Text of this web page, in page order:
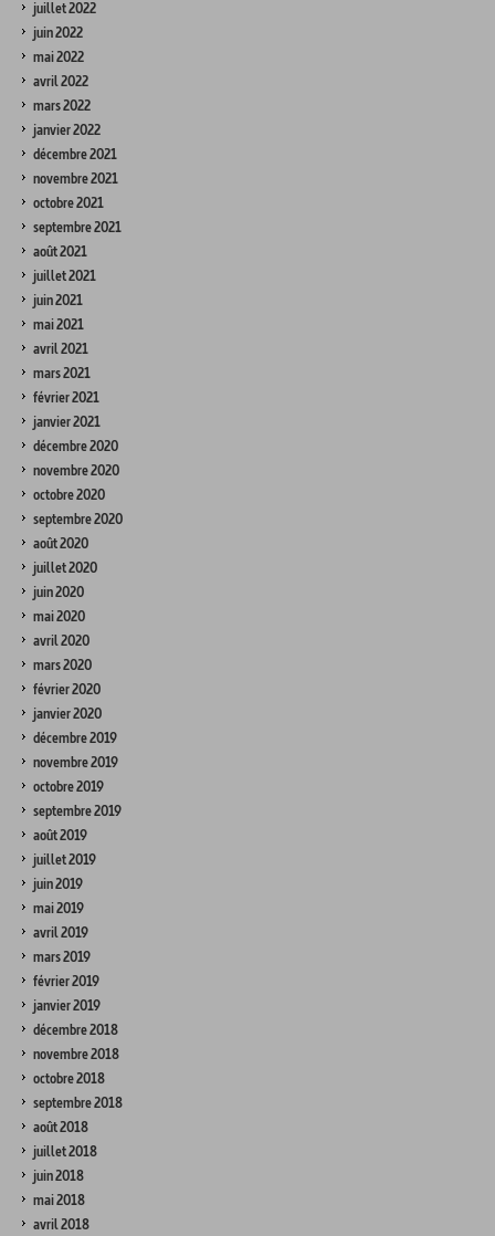
juillet 2022
juin 2022
mai 2022
avril 2022
mars 2022
janvier 2022
décembre 2021
novembre 2021
octobre 2021
septembre 2021
août 2021
juillet 2021
juin 2021
mai 2021
avril 2021
mars 2021
février 2021
janvier 2021
décembre 2020
novembre 2020
octobre 2020
septembre 2020
août 2020
juillet 2020
juin 2020
mai 2020
avril 2020
mars 2020
février 2020
janvier 2020
décembre 2019
novembre 2019
octobre 2019
septembre 2019
août 2019
juillet 2019
juin 2019
mai 2019
avril 2019
mars 2019
février 2019
janvier 2019
décembre 2018
novembre 2018
octobre 2018
septembre 2018
août 2018
juillet 2018
juin 2018
mai 2018
avril 2018